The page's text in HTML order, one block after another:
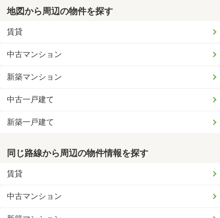
地図から周辺の物件を探す
賃貸
中古マンション
新築マンション
中古一戸建て
新築一戸建て
同じ路線から周辺の物件情報を探す
賃貸
中古マンション